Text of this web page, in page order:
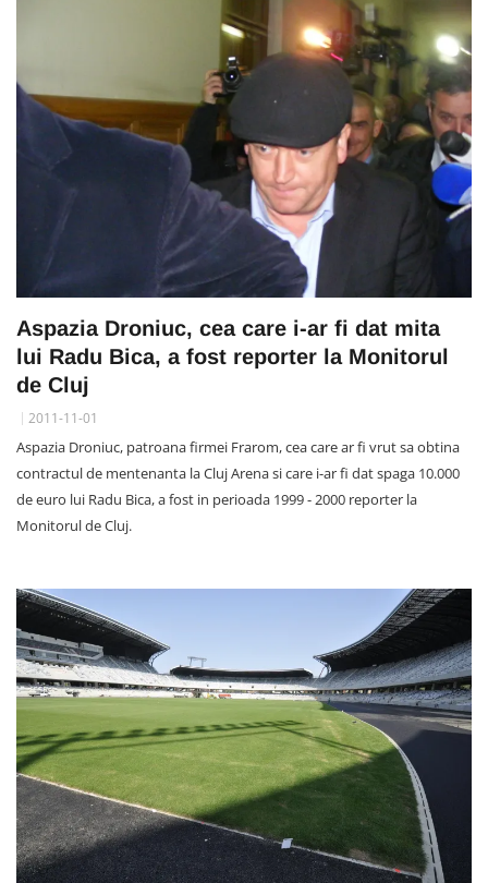
Aspazia Droniuc, cea care i-ar fi dat mita
lui Radu Bica, a fost reporter la Monitorul
de Cluj
2011-11-01
Aspazia Droniuc, patroana firmei Frarom, cea care ar fi vrut sa obtina
contractul de mentenanta la Cluj Arena si care i-ar fi dat spaga 10.000
de euro lui Radu Bica, a fost in perioada 1999 - 2000 reporter la
Monitorul de Cluj.